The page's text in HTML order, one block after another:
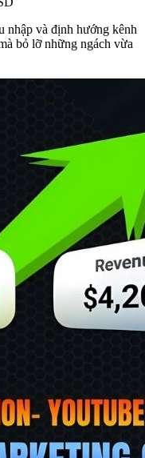
nhập và định hướng kênh
bỏ lỡ những ngách vừa